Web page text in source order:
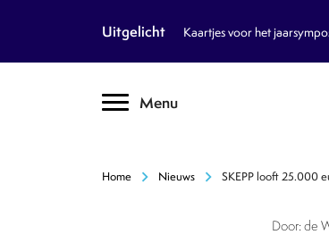
Uitgelicht Kaartjes voor het
Menu
Nieuws
inventory_2 Dossiers chevron_right
text_format Encyclopedie
Home chevron_right Nieuws chevron_right SKEPP looft 25.000
Door: de